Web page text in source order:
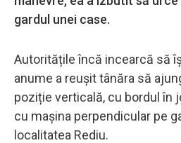
gardul unei case.
Autoritățile încă incearcă să
anume a reușit tânăra să
poziție verticală, cu bordul în
cu mașina perpendicular pe
localitatea Rediu.